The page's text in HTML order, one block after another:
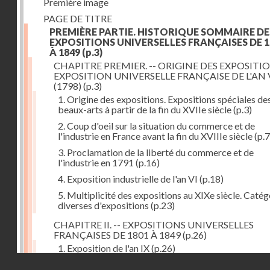
PAGE DE TITRE
PREMIÈRE PARTIE. HISTORIQUE SOMMAIRE
EXPOSITIONS UNIVERSELLES FRANÇAISES DE
À 1849 (p.3)
CHAPITRE PREMIER. -- ORIGINE DES
EXPOSITION UNIVERSELLE FRANÇAISE DE L'AN
(1798) (p.3)
1. Origine des expositions. Expositions spéciales
beaux-arts à partir de la fin du XVIIe siècle(p.3)
2. Coup d'oeil sur la situation du commerce et de
l'industrie en France avant la fin du XVIIIe siècle
3. Proclamation de la liberté du commerce et de
l'industrie en 1791 (p.16)
4. Exposition industrielle de l'an VI (p.18)
5. Multiplicité des expositions au XIXe siècle.
diverses d'expositions (p.23)
CHAPITRE II. -- EXPOSITIONS UNIVERSELLES
FRANÇAISES DE 1801 À 1849(p.26)
1. Exposition de l'an IX(p.26)